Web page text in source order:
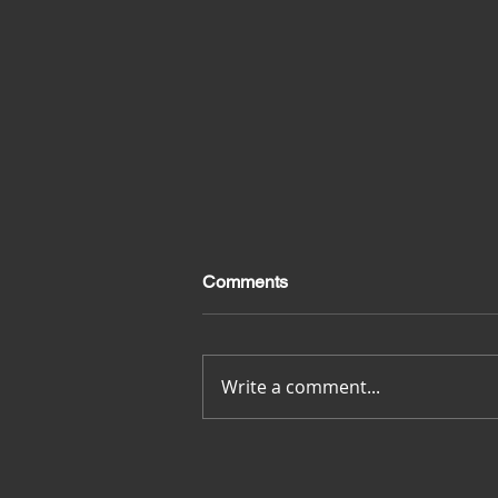
Merci pour tout
Comments
Write a comment...